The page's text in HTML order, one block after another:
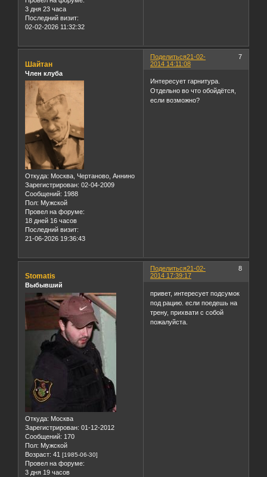
3 дня 23 часа
Последний визит:
02-02-2026 11:32:32
Поделиться 7
21-02-
2014 14:11:08
Шайтан
Член клуба
Откуда: Москва, Чертаново, Аннино
Зарегистрирован: 02-04-2009
Сообщений: 1988
Пол: Мужской
Провел на форуме:
18 дней 16 часов
Последний визит:
21-06-2026 19:36:43
Интересует гарнитура.
Отдельно во что обойдётся,
если возможно?
Поделиться 8
21-02-
2014 17:39:17
Stomatis
Выбывший
Откуда: Москва
Зарегистрирован: 01-12-2012
Сообщений: 170
Пол: Мужской
Возраст: 41 [1985-06-30]
Провел на форуме:
3 дня 19 часов
привет, интересует подсумок
под рацию. если поедешь на
трену, прихвати с собой
пожалуйста.